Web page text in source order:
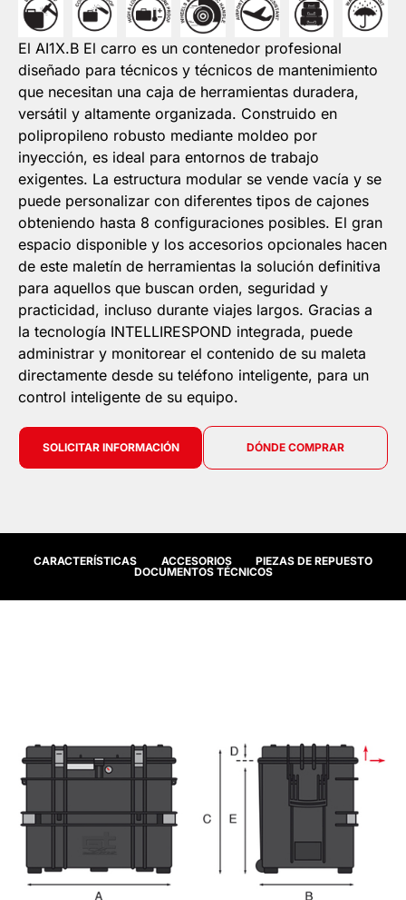
El AI1X.B El carro es un contenedor profesional
diseñado para técnicos y técnicos de mantenimiento
que necesitan una caja de herramientas duradera,
versátil y altamente organizada. Construido en
polipropileno robusto mediante moldeo por
inyección, es ideal para entornos de trabajo
exigentes. La estructura modular se vende vacía y se
puede personalizar con diferentes tipos de cajones
obteniendo hasta 8 configuraciones posibles. El gran
espacio disponible y los accesorios opcionales hacen
de este maletín de herramientas la solución definitiva
para aquellos que buscan orden, seguridad y
practicidad, incluso durante viajes largos. Gracias a
la tecnología INTELLIRESPOND integrada, puede
administrar y monitorear el contenido de su maleta
directamente desde su teléfono inteligente, para un
control inteligente de su equipo.
SOLICITAR INFORMACIÓN DÓNDE COMPRAR
CARACTERÍSTICAS ACCESORIOS
PIEZAS DE REPUESTO
DOCUMENTOS TÉCNICOS